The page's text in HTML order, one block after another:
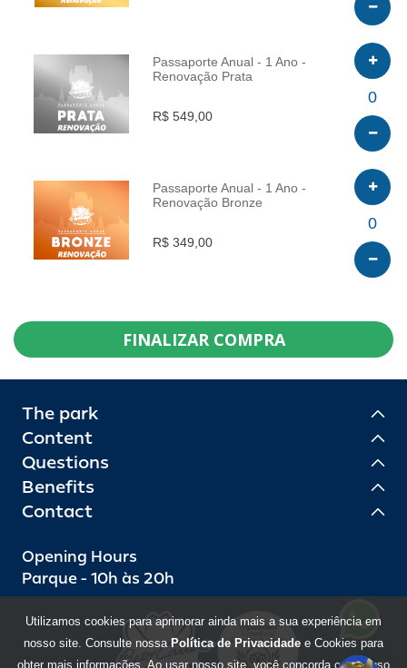
INFO
Passaporte Anual - 1 Ano -
Renovação Prata
R$ 549,00
0
INFO
Passaporte Anual - 1 Ano -
Renovação Bronze
R$ 349,00
0
FINALIZAR COMPRA
The park
Content
Questions
Benefits
Contact
Opening Hours
Parque - 10h às 20h
Utilizamos cookies para aprimorar ainda mais a sua experiência em
nosso site. Consulte nossa Política de Privacidade e Cookies para
obter mais informações. Ao usar nosso site, você concorda com o uso